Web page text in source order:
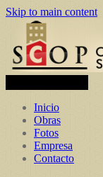
Skip to main content
Inicio
Obras
Fotos
Empresa
Contacto